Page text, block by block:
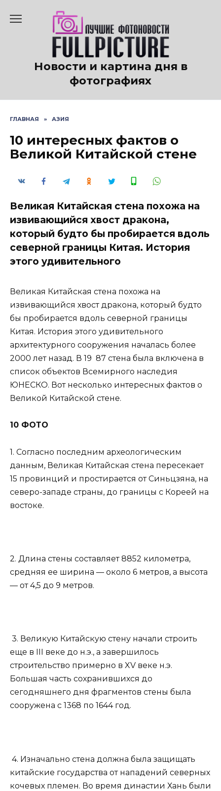
содержанию
Новости и картина дня в
фотографиях
ГЛАВНАЯ » АЗИЯ
10 интересных фактов о
Великой Китайской стене
Великая Китайская стена похожа на
извивающийся хвост дракона,
который будто бы пробирается вдоль
северной границы Китая. История
этого удивительного
Великая Китайская стена похожа на
извивающийся хвост дракона, который будто
бы пробирается вдоль северной границы
Китая. История этого удивительного
архитектурного сооружения началась более
2000 лет назад. В 19 87 стена была включена в
список объектов Всемирного наследия
ЮНЕСКО. Вот несколько интересных фактов о
Великой Китайской стене.
10 ФОТО
1. Согласно последним археологическим
данным, Великая Китайская стена пересекает
15 провинций и простирается от Синьцзяна, на
северо-западе страны, до границы с Кореей на
востоке.
2. Длина стены составляет 8852 километра,
средняя ее ширина — около 6 метров, а высота
— от 4,5 до 9 метров.
3. Великую Китайскую стену начали строить
еще в III веке до н.э., а завершилось
строительство примерно в XV веке н.э.
Большая часть сохранившихся до
сегодняшнего дня фрагментов стены была
сооружена с 1368 по 1644 год.
4. Изначально стена должна была защищать
китайские государства от нападений северных
кочевых племен. Во время династии Хань были